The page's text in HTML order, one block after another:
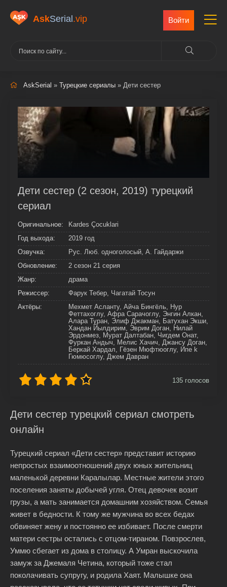
AskSerial .vip Войти
AskSerial » Турецкие сериалы » Дети сестер
Дети сестер (2 сезон, 2019) турецкий
сериал
Оригинальное:
Kardes Çocuklari
Год выхода:
2019 год
Озвучка:
Рус. Люб. одноголосый, А. Гайдаржи
Обновление:
2 сезон 21 серия
Жанр:
драма
Режиссер:
Фарук Тебер, Чагатай Тосун
Актёры:
Мехмет Асланту, Айча Бингёль, Нур
Феттахоглу, Афра Сарачоглу, Энгин Алкан,
Алара Туран, Элиф Джакман, Батухан Экши,
Хандан Йылдирим, Эврим Доган, Нилай
Эрдонмез, Мурат Далтабан, Чигдем Онат,
Фуркан Андыч, Мелис Хачич, Джансу Доган,
Беркай Хардал, Гёзен Мюфтюоглу, Ипе k
Гюмюсоглу, Джем Давран
135 голосов
Дети сестер турецкий сериал смотреть
онлайн
Турецкий сериал «Дети сестер» представит историю
непростых взаимоотношений двух юных жительниц
маленькой деревни Каралылар. Местные жители этого
поселения заняты добычей угля. Отец девочек возит
грузы, а мать занимается домашним хозяйством. Семья
живет в бедности. К тому же мужчина во всех бедах
обвиняет жену и постоянно ее избивает. После смерти
матери сестры остались с отцом-тираном. Повзрослев,
Уммю сбегает из дома в столицу. А Умран выскочила
замуж за Джемаля Четина, который тоже стал
поколачивать супругу, и родила Хаят. Малышке она